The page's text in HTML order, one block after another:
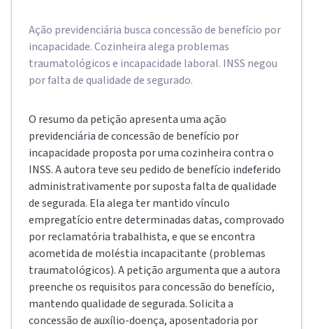
Ação previdenciária busca concessão de benefício por
incapacidade. Cozinheira alega problemas
traumatológicos e incapacidade laboral. INSS negou
por falta de qualidade de segurado.
O resumo da petição apresenta uma ação
previdenciária de concessão de benefício por
incapacidade proposta por uma cozinheira contra o
INSS. A autora teve seu pedido de benefício indeferido
administrativamente por suposta falta de qualidade
de segurada. Ela alega ter mantido vínculo
empregatício entre determinadas datas, comprovado
por reclamatória trabalhista, e que se encontra
acometida de moléstia incapacitante (problemas
traumatológicos). A petição argumenta que a autora
preenche os requisitos para concessão do benefício,
mantendo qualidade de segurada. Solicita a
concessão de auxílio-doença, aposentadoria por